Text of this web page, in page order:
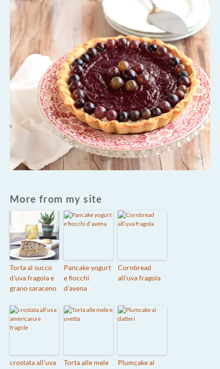
More from my site
Torta al succo
d’uva fragola e
grano saraceno
Pancake yogurt
e fiocchi
d’avena
Cornbread
all’uva fragola
crostata all’uva
Torta alle mele
Plumcake ai